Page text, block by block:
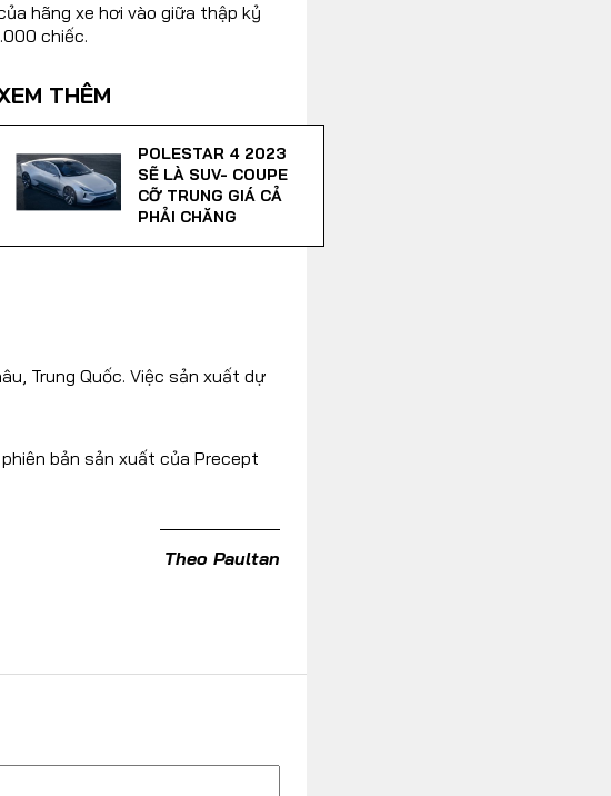
hãng xe hơi vào giữa thập kỷ
chiếc.
THÊM
POLESTAR 4 2023
SẼ LÀ SUV- COUPE
CỠ TRUNG GIÁ CẢ
PHẢI CHĂNG
Trung Quốc. Việc sản xuất dự
bản sản xuất của Precept
Theo Paultan